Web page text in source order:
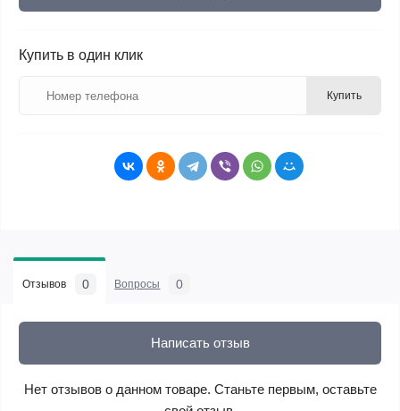
Купить в один клик
Купить
Отзывов 0 Вопросы 0
Написать отзыв
Нет отзывов о данном товаре. Станьте первым, оставьте